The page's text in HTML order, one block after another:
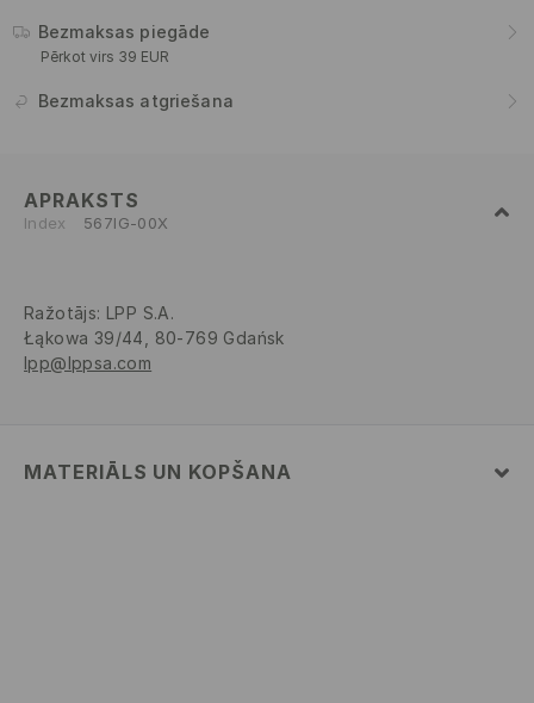
Bezmaksas piegāde
Pērkot virs 39 EUR
Bezmaksas atgriešana
APRAKSTS
Index 567IG-00X
Ražotājs: LPP S.A.
Łąkowa 39/44, 80-769 Gdańsk
lpp@lppsa.com
MATERIĀLS UN KOPŠANA